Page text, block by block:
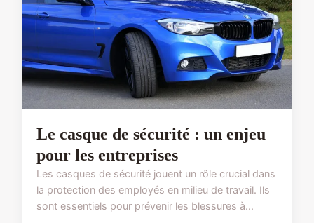
Le casque de sécurité : un enjeu
pour les entreprises
Les casques de sécurité jouent un rôle crucial dans
la protection des employés en milieu de travail. Ils
sont essentiels pour prévenir les blessures à...